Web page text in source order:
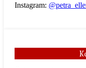
Instagram: